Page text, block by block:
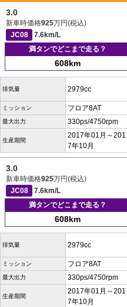
3.0
新車時価格925万円(税込)
JC08
7.6km/L
満タンでどこまで走る？
608km
排気量 2979cc
ミッション フロア8AT
最大出力 330ps/4750rpm
生産期間
2017年01月～201
7年10月
3.0
新車時価格925万円(税込)
JC08
7.6km/L
満タンでどこまで走る？
608km
排気量 2979cc
ミッション フロア8AT
最大出力 330ps/4750rpm
生産期間
2017年01月～201
7年10月